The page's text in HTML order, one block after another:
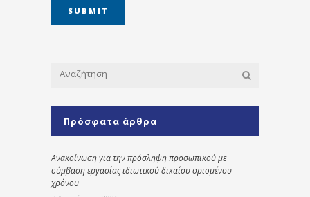
Πρόσφατα άρθρα
Ανακοίνωση για την πρόσληψη προσωπικού με
σύμβαση εργασίας ιδιωτικού δικαίου ορισμένου
χρόνου